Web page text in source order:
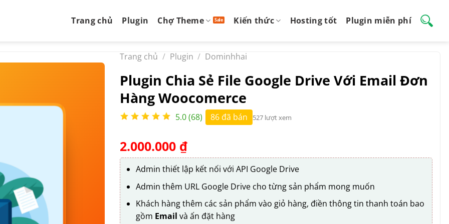
Trang chủ Plugin Chợ Theme Kiến thức Hosting tốt Plugin miễn phí
Trang chủ / Plugin / Dominhhai
Plugin Chia Sẻ File Google Drive Với Email Đơn
Hàng Woocomerce
5.0 (68) 86 đã bán 527 lượt xem
2.000.000 ₫
Admin thiết lập kết nối với API Google Drive
Admin thêm URL Google Drive cho từng sản phẩm mong muốn
Khách hàng thêm các sản phẩm vào giỏ hàng, điền thông tin thanh toán bao
gồm Email và ấn đặt hàng